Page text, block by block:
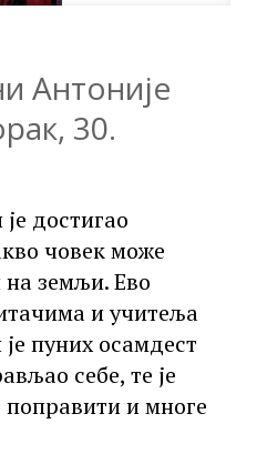
Антоније
30.
достигао
човек може
земљи. Ево
и учитеља
пуних осамдест
себе, те је
и многе